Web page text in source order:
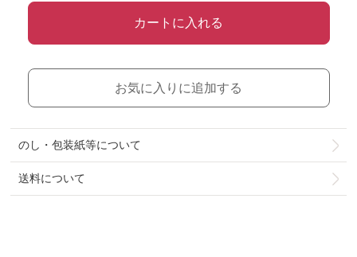
カートに入れる
お気に入りに追加する
のし・包装紙等について
送料について